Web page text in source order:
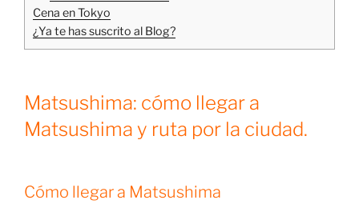
Cena en Tokyo
¿Ya te has suscrito al Blog?
Matsushima: cómo llegar a
Matsushima y ruta por la ciudad.
Cómo llegar a Matsushima